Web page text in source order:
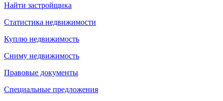
Найти застройщика
Статистика недвижимости
Куплю недвижимость
Сниму недвижимость
Правовые документы
Специальные предложения